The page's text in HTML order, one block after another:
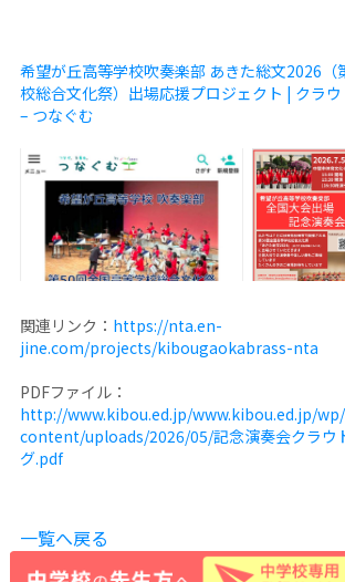
希望が丘高等学校吹奏楽部 あきた総文2026（
校総合文化祭）出場応援プロジェクト | クラ
– つなぐむ
関連リンク： https://nta.en-
jine.com/projects/kibougaokabrass-nta
PDFファイル：
http://www.kibou.ed.jp/www.kibou.ed.jp/
content/uploads/2026/05/記念演奏会クラウ
グ.pdf
一覧へ戻る